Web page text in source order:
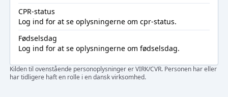
CPR-status
Log ind for at se oplysningerne om cpr-status.
Fødselsdag
Log ind for at se oplysningerne om fødselsdag.
Kilden til ovenstående personoplysninger er VIRK/CVR. Personen har eller
har tidligere haft en rolle i en dansk virksomhed.